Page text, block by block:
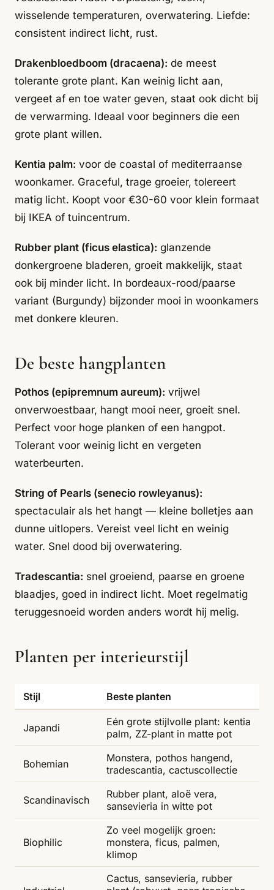
wisselende temperaturen, overwatering. Liefde:
consistent indirect licht, rust.
Drakenbloedboom (dracaena): de meest
tolerante grote plant. Kan weinig licht aan,
vergeet af en toe water geven, staat ook dicht bij
de verwarming. Ideaal voor beginners die een
grote plant willen.
Kentia palm: voor de coastal of mediterraanse
woonkamer. Graceful, trage groeier, tolereert
matig licht. Koopt voor €30-60 voor klein formaat
bij IKEA of tuincentrum.
Rubber plant (ficus elastica): glanzende
donkergroene bladeren, groeit makkelijk, staat
ook bij minder licht. In bordeaux-rood/paarse
variant (Burgundy) bijzonder mooi in woonkamers
met donkere kleuren.
De beste hangplanten
Pothos (epipremnum aureum): vrijwel
onverwoestbaar, hangt mooi neer, groeit snel.
Perfect voor hoge planken of een hangpot.
Tolerant voor weinig licht en vergeten
waterbeurten.
String of Pearls (senecio rowleyanus):
spectaculair als het hangt — kleine bolletjes aan
dunne uitlopers. Vereist veel licht en weinig
water. Snel dood bij overwatering.
Tradescantia: snel groeiend, paarse en groene
blaadjes, goed in indirect licht. Moet regelmatig
teruggesnoeid worden anders wordt hij melig.
Planten per interieurstijl
Stijl Beste planten
Japandi
Eén grote stijlvolle plant: kentia
palm, ZZ-plant in matte pot
Bohemian
Monstera, pothos hangend,
tradescantia, cactuscollectie
Scandinavisch
Rubber plant, aloë vera,
sansevieria in witte pot
Biophilic
Zo veel mogelijk groen:
monstera, ficus, palmen,
klimop
Cactus, sansevieria, rubber